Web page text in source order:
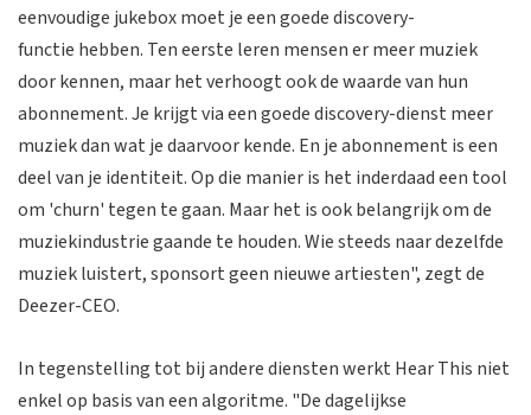
eenvoudige jukebox moet je een goede discovery-
functie hebben. Ten eerste leren mensen er meer muziek
door kennen, maar het verhoogt ook de waarde van hun
abonnement. Je krijgt via een goede discovery-dienst meer
muziek dan wat je daarvoor kende. En je abonnement is een
deel van je identiteit. Op die manier is het inderdaad een tool
om 'churn' tegen te gaan. Maar het is ook belangrijk om de
muziekindustrie gaande te houden. Wie steeds naar dezelfde
muziek luistert, sponsort geen nieuwe artiesten", zegt de
Deezer-CEO.
In tegenstelling tot bij andere diensten werkt Hear This niet
enkel op basis van een algoritme. "De dagelijkse